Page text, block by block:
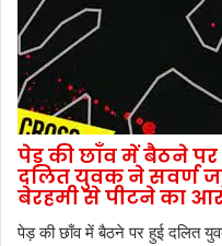
पेड़ की छाँव में बैठने पर
दलित युवक ने सवर्ण
बेरहमी से पीटने का
पेड़ की छाँव में बैठने पर हुई दलित